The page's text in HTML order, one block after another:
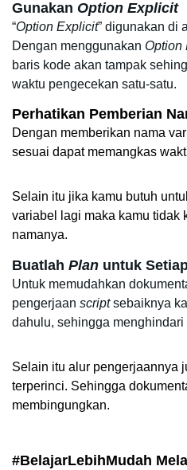
Gunakan Option Explicit
“Option Explicit” digunakan di
Dengan menggunakan Option
baris kode akan tampak
waktu pengecekan satu-satu.
Perhatikan Pemberian
Dengan memberikan nama
sesuai dapat memangkas
Selain itu jika kamu butuh
variabel lagi maka kamu tidak
namanya.
Buatlah Plan untuk
Untuk memudahkan
pengerjaan script sebaiknya
dahulu, sehingga
Selain itu alur pengerjaannya
terperinci. Sehingga
membingungkan.
#BelajarLebihMudah